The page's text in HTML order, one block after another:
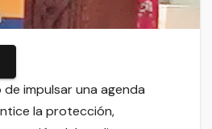
impulsar una agenda
la protección,